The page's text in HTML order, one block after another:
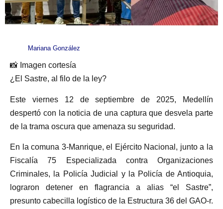
Mariana González
📸 Imagen cortesía
¿El Sastre, al filo de la ley?
Este viernes 12 de septiembre de 2025, Medellín
despertó con la noticia de una captura que desvela parte
de la trama oscura que amenaza su seguridad.
En la comuna 3-Manrique, el Ejército Nacional, junto a la
Fiscalía 75 Especializada contra Organizaciones
Criminales, la Policía Judicial y la Policía de Antioquia,
lograron detener en flagrancia a alias “el Sastre”,
presunto cabecilla logístico de la Estructura 36 del GAO-r.